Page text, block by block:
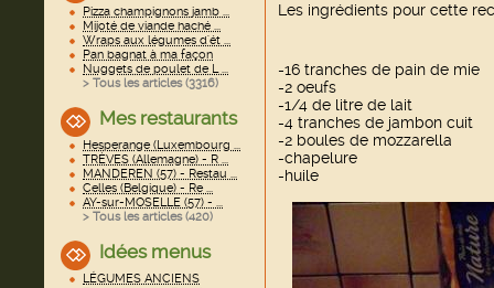
Pizza champignons jamb ...
Mijoté de viande haché ...
Wraps aux légumes d'ét ...
Pan bagnat à ma façon
Nuggets de poulet de L ...
> Tous les articles (3316)
Mes restaurants
Hesperange (Luxembourg ...
TRÈVES (Allemagne) - R ...
MANDEREN (57) - Restau ...
Celles (Belgique) - Re ...
AY-sur-MOSELLE (57) - ...
> Tous les articles (420)
Idées menus
LÉGUMES ANCIENS
Les ingrédients pour cette
-16 tranches de pain de mie
-2 oeufs
-1/4 de litre de lait
-4 tranches de jambon cuit
-2 boules de mozzarella
-chapelure
-huile